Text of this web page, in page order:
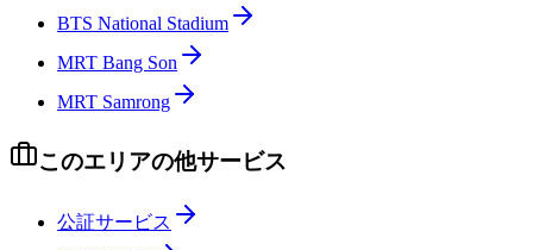
BTS National Stadium
MRT Bang Son
MRT Samrong
このエリアの他サービス
公証サービス